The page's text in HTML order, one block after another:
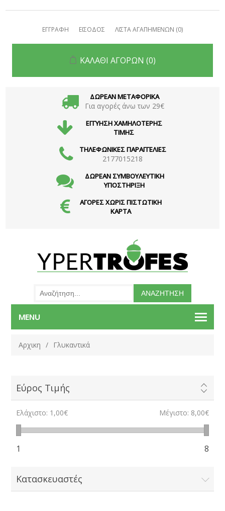
ΕΓΓΡΑΦΗ ΕΙΣΟΔΟΣ ΛΙΣΤΑ ΑΓΑΠΗΜΕΝΩΝ (0)
ΚΑΛΑΘΙ ΑΓΟΡΩΝ (0)
ΔΩΡΕΑΝ ΜΕΤΑΦΟΡΙΚΑ
Για αγορές άνω των 29€
ΕΓΓΥΗΣΗ ΧΑΜΗΛΟΤΕΡΗΣ
ΤΙΜΗΣ
ΤΗΛΕΦΩΝΙΚΕΣ ΠΑΡΑΓΓΕΛΙΕΣ
2177015218
ΔΩΡΕΑΝ ΣΥΜΒΟΥΛΕΥΤΙΚΗ
ΥΠΟΣΤΗΡΙΞΗ
ΑΓΟΡΕΣ ΧΩΡΙΣ ΠΙΣΤΩΤΙΚΗ
ΚΑΡΤΑ
MENU
Αρχικη / Γλυκαντικά
Εύρος Τιμής
Ελάχιστο: 1,00€ Μέγιστο: 8,00€
1 8
Κατασκευαστές